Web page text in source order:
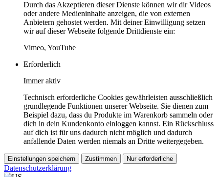
Durch das Akzeptieren dieser Dienste können wir dir Videos
oder andere Medieninhalte anzeigen, die von externen
Anbietern gehostet werden. Mit deiner Einwilligung setzen
wir auf dieser Webseite folgende Drittdienste ein:
Vimeo, YouTube
Erforderlich
Immer aktiv
Technisch erforderliche Cookies gewährleisten ausschließlich
grundlegende Funktionen unserer Webseite. Sie dienen zum
Beispiel dazu, dass du Produkte im Warenkorb sammeln oder
dich in dein Kundenkonto einloggen kannst. Ein Rückschluss
auf dich ist für uns dadurch nicht möglich und dadurch
anfallende Daten werden niemals an Dritte weitergegeben.
Einstellungen speichern Zustimmen Nur erforderliche
Datenschutzerklärung